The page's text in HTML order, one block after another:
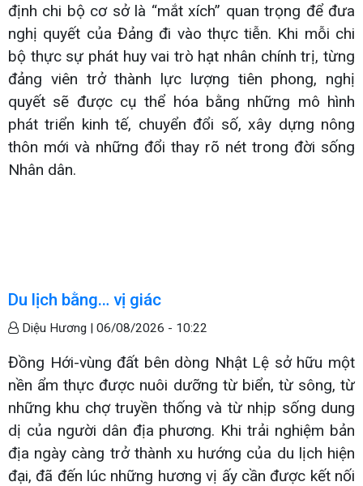
định chi bộ cơ sở là “mắt xích” quan trọng để đưa
nghị quyết của Đảng đi vào thực tiễn. Khi mỗi chi
bộ thực sự phát huy vai trò hạt nhân chính trị, từng
đảng viên trở thành lực lượng tiên phong, nghị
quyết sẽ được cụ thể hóa bằng những mô hình
phát triển kinh tế, chuyển đổi số, xây dựng nông
thôn mới và những đổi thay rõ nét trong đời sống
Nhân dân.
Du lịch bằng… vị giác
Diệu Hương | 06/08/2026 - 10:22
Đồng Hới-vùng đất bên dòng Nhật Lệ sở hữu một
nền ẩm thực được nuôi dưỡng từ biển, từ sông, từ
những khu chợ truyền thống và từ nhịp sống dung
dị của người dân địa phương. Khi trải nghiệm bản
địa ngày càng trở thành xu hướng của du lịch hiện
đại, đã đến lúc những hương vị ấy cần được kết nối